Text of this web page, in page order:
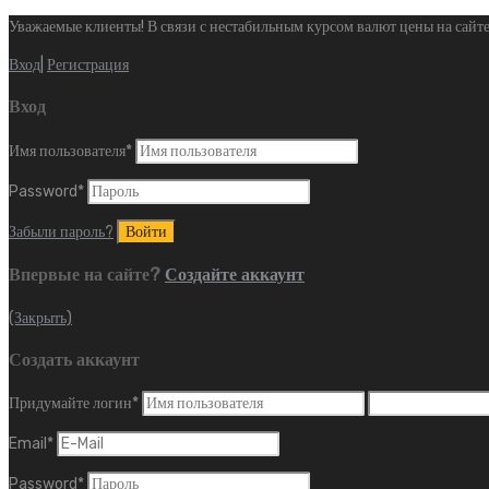
Уважаемые клиенты! В связи с нестабильным курсом валют цены на
Вход Регистрация
Вход
Имя пользователя*
Password*
Забыли пароль?
Впервые на сайте? Создайте аккаунт
(Закрыть)
Создать аккаунт
Придумайте логин*
Email *
Password*